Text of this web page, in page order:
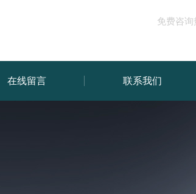
免费咨询
在线留言 联系我们